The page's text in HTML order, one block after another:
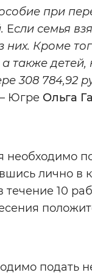
при
Если семья
Кроме
также
308 784,92
Югре Ольга
лично
течение 10
подать